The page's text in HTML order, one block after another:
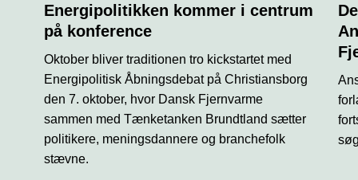
Energipolitikken kommer i centrum
på konference
Oktober bliver traditionen tro kickstartet med
Energipolitisk Åbningsdebat på Christiansborg
den 7. oktober, hvor Dansk Fjernvarme
sammen med Tænketanken Brundtland sætter
politikere, meningsdannere og branchefolk
stævne.